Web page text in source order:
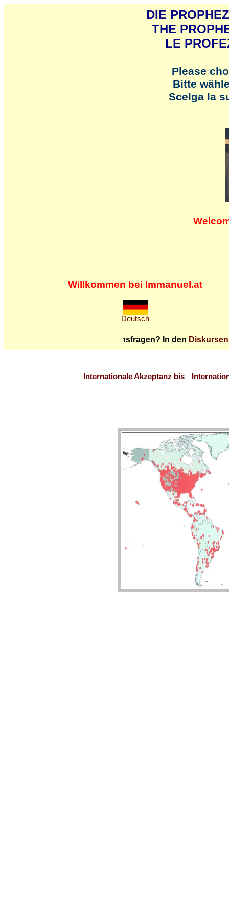
DIE
THE
LE
Please
Bitte
Scelga la
Willkommen bei Immanuel.at
Deutsch
Haben Sie Glaubensfragen? In denDiskursengibt
Internationale Akzeptanz bis